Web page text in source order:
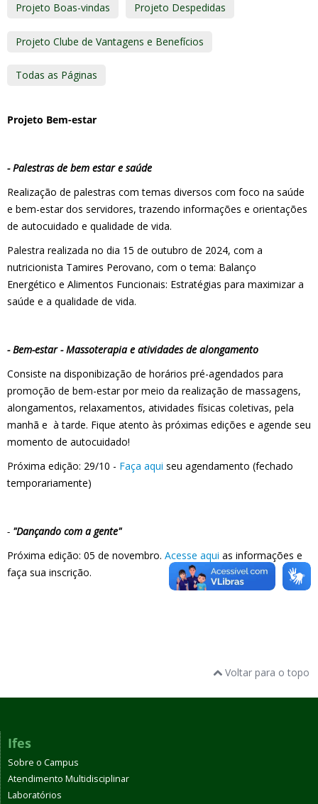
Projeto Boas-vindas Projeto Despedidas
Projeto Clube de Vantagens e Benefícios
Todas as Páginas
Projeto Bem-estar
- Palestras de bem estar e saúde
Realização de palestras com temas diversos com foco na saúde
e bem-estar dos servidores, trazendo informações e orientações
de autocuidado e qualidade de vida.
Palestra realizada no dia 15 de outubro de 2024, com a
nutricionista Tamires Perovano, com o tema: Balanço
Energético e Alimentos Funcionais: Estratégias para maximizar a
saúde e a qualidade de vida.
- Bem-estar - Massoterapia e atividades de alongamento
Consiste na disponibização de horários pré-agendados para
promoção de bem-estar por meio da realização de massagens,
alongamentos, relaxamentos, atividades físicas coletivas, pela
manhã e à tarde. Fique atento às próximas edições e agende seu
momento de autocuidado!
Próxima edição: 29/10 - Faça aqui seu agendamento (fechado
temporariamente)
- "Dançando com a gente"
Próxima edição: 05 de novembro. Acesse aqui as informações e
faça sua inscrição.
Voltar para o topo
Ifes
Sobre o Campus
Atendimento Multidisciplinar
Laboratórios